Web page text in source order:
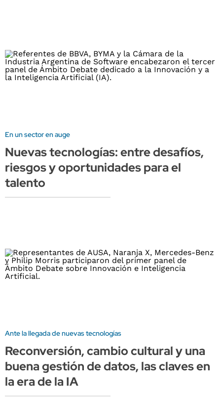
En un sector en auge
Nuevas tecnologías: entre desafíos,
riesgos y oportunidades para el
talento
Ante la llegada de nuevas tecnologías
Reconversión, cambio cultural y una
buena gestión de datos, las claves en
la era de la IA